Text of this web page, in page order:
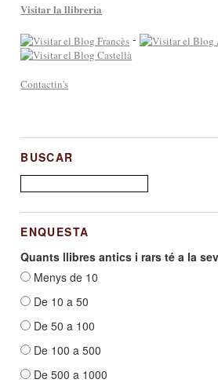
Visitar la llibreria
-
Contactin's
BUSCAR
ENQUESTA
Quants llibres antics i rars té a la
Menys de 10
De 10 a 50
De 50 a 100
De 100 a 500
De 500 a 1000